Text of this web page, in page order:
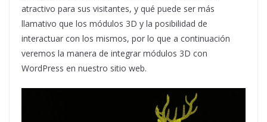
atractivo para sus visitantes, y qué puede ser más
llamativo que los módulos 3D y la posibilidad de
interactuar con los mismos, por lo que a continuación
veremos la manera de integrar módulos 3D con
WordPress en nuestro sitio web.